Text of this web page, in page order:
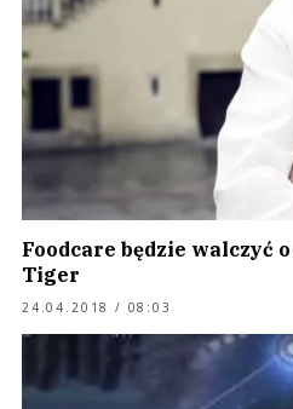
Foodcare będzie walczyć
Tiger
24.04.2018 / 08:03